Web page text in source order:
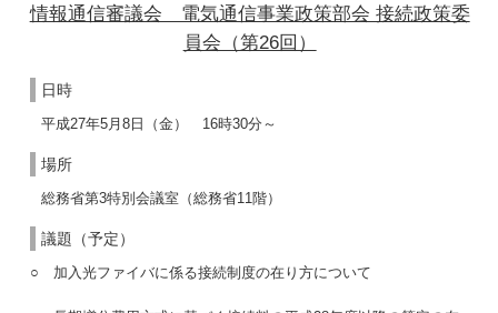
情報通信審議会 電気通信事業政策部会 接続政策委
員会（第26回）
日時
平成27年5月8日（金） 16時30分～
場所
総務省第3特別会議室（総務省11階）
議題（予定）
○ 加入光ファイバに係る接続制度の在り方について